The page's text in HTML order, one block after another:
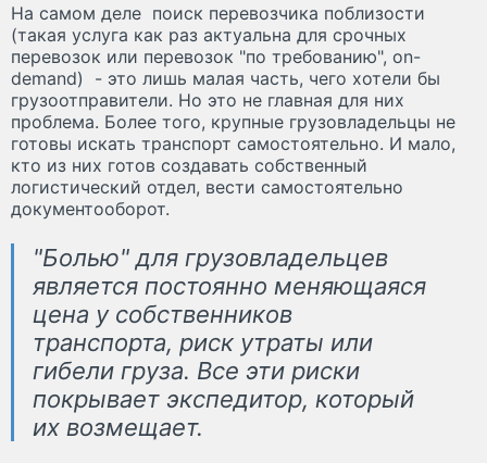
На самом деле поиск перевозчика поблизости
(такая услуга как раз актуальна для срочных
перевозок или перевозок "по требованию", on-
demand) - это лишь малая часть, чего хотели бы
грузоотправители. Но это не главная для них
проблема. Более того, крупные грузовладельцы не
готовы искать транспорт самостоятельно. И мало,
кто из них готов создавать собственный
логистический отдел, вести самостоятельно
документооборот.
"Болью" для грузовладельцев
является постоянно меняющаяся
цена у собственников
транспорта, риск утраты или
гибели груза. Все эти риски
покрывает экспедитор, который
их возмещает.